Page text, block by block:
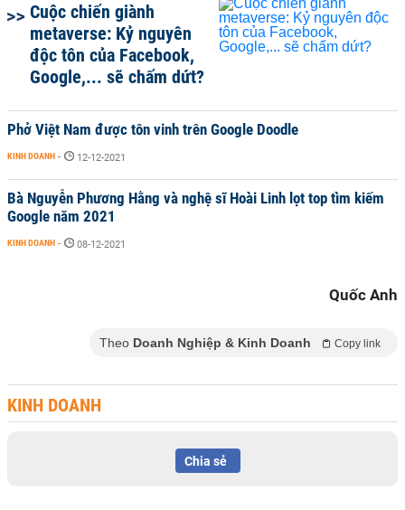
Cuộc chiến giành
metaverse: Kỷ nguyên
độc tôn của Facebook,
Google,... sẽ chấm dứt?
Phở Việt Nam được tôn vinh trên Google Doodle
KINH DOANH - 12-12-2021
Bà Nguyễn Phương Hằng và nghệ sĩ Hoài Linh lọt top tìm kiếm
Google năm 2021
KINH DOANH - 08-12-2021
Quốc Anh
Theo Doanh Nghiệp & Kinh Doanh Copy link
KINH DOANH
Chia sẻ